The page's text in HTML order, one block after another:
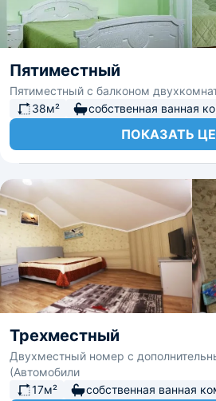
Пятиместный
Пятиместный с балконом
38м²
собственная ванная
ПОКАЗАТЬ
Трехместный
Двухместный номер с
(Автомобили
17м²
собственная ванная